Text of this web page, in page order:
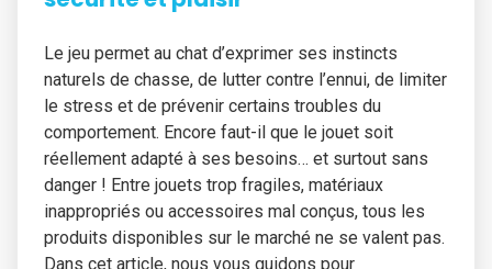
Le jeu permet au chat d’exprimer ses instincts
naturels de chasse, de lutter contre l’ennui, de limiter
le stress et de prévenir certains troubles du
comportement. Encore faut-il que le jouet soit
réellement adapté à ses besoins… et surtout sans
danger ! Entre jouets trop fragiles, matériaux
inappropriés ou accessoires mal conçus, tous les
produits disponibles sur le marché ne se valent pas.
Dans cet article, nous vous guidons pour